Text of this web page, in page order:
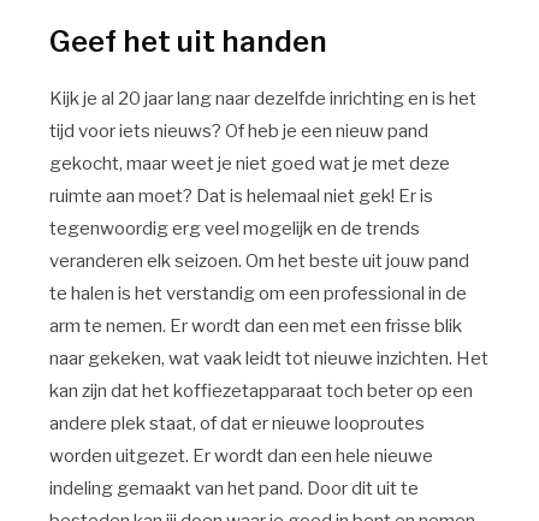
Geef het uit handen
Kijk je al 20 jaar lang naar dezelfde inrichting en is het
tijd voor iets nieuws? Of heb je een nieuw pand
gekocht, maar weet je niet goed wat je met deze
ruimte aan moet? Dat is helemaal niet gek! Er is
tegenwoordig erg veel mogelijk en de trends
veranderen elk seizoen. Om het beste uit jouw pand
te halen is het verstandig om een professional in de
arm te nemen. Er wordt dan een met een frisse blik
naar gekeken, wat vaak leidt tot nieuwe inzichten. Het
kan zijn dat het koffiezetapparaat toch beter op een
andere plek staat, of dat er nieuwe looproutes
worden uitgezet. Er wordt dan een hele nieuwe
indeling gemaakt van het pand. Door dit uit te